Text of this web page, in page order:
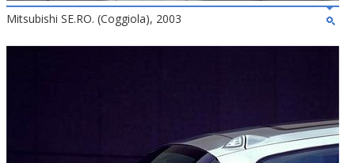
Mitsubishi SE.RO. (Coggiola), 2003